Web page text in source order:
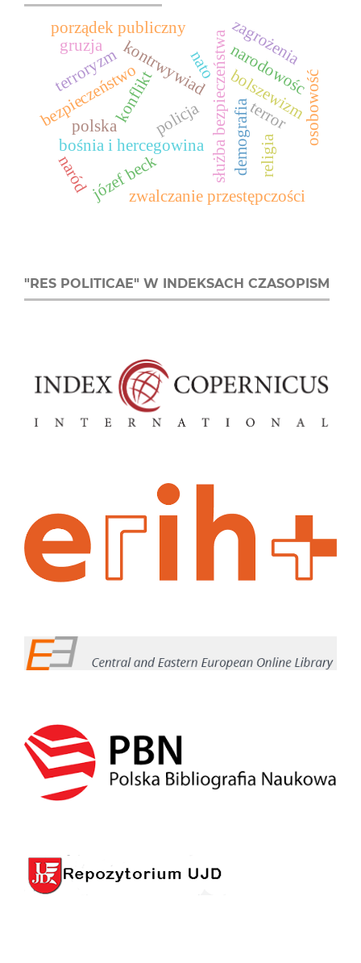
bośnia i hercegowina
konflikt służba bezpieczeństwa
kontrwywiad
policja
bezpieczeństwo
zwalczanie przestępczości
porządek publiczny
bolszewizm
demografia
narodowośc
terror
józef beck
osobowość
religia
nato
terroryzm
zagrożenia
naród
polska
gruzja
"RES POLITICAE" W INDEKSACH CZASOPISM